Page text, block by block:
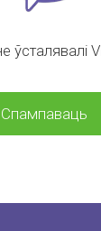
ўсталявалі
Спампаваць